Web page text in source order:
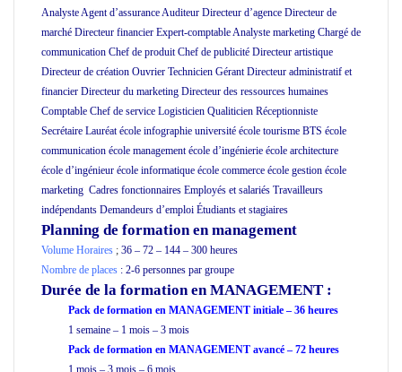
Analyste Agent d’assurance Auditeur Directeur d’agence Directeur de
marché Directeur financier Expert-comptable Analyste marketing Chargé de
communication Chef de produit Chef de publicité Directeur artistique
Directeur de création Ouvrier Technicien Gérant Directeur administratif et
financier Directeur du marketing Directeur des ressources humaines
Comptable Chef de service Logisticien Qualiticien Réceptionniste
Secrétaire Lauréat école infographie université école tourisme BTS école
communication école management école d’ingénierie école architecture
école d’ingénieur école informatique école commerce école gestion école
marketing Cadres fonctionnaires Employés et salariés Travailleurs
indépendants Demandeurs d’emploi Étudiants et stagiaires
Planning de formation en management
Volume Horaires ; 36 – 72 – 144 – 300 heures
Nombre de places : 2-6 personnes par groupe
Durée de la formationen MANAGEMENT :
Pack de formation en MANAGEMENT initiale – 36 heures
1 semaine – 1 mois – 3 mois
Pack de formation en MANAGEMENT avancé – 72 heures
1 mois – 3 mois – 6 mois